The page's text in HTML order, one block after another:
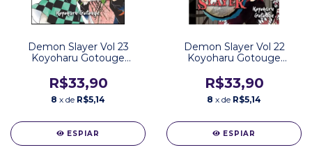
Demon Slayer Vol 23
Koyoharu Gotouge
R$33,90
8 x de R$5,14
ESPIAR
Demon Slayer Vol 22
Koyoharu Gotouge
R$33,90
8 x de R$5,14
ESPIAR